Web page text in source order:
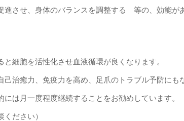
進させ、身体のバランスを調整する 等の、効能が
細胞を活性化させ血液循環が良くなります。
治癒力、免疫力を高め、足爪のトラブル予防にも
は月一度程度継続することをお勧めしています。
ださい）